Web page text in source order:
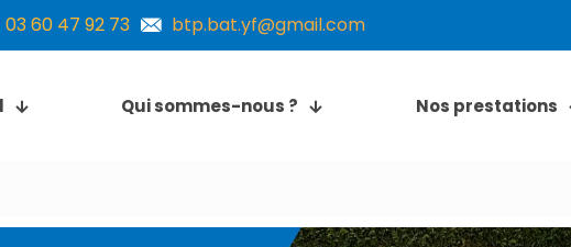
03 60 47 92 73 btp.bat.yf@gmail.com
Qui sommes-nous ? Nos prestations